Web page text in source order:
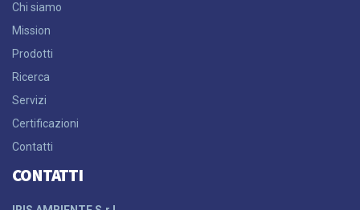
Chi siamo
Mission
Prodotti
Ricerca
Servizi
Certificazioni
Contatti
CONTATTI